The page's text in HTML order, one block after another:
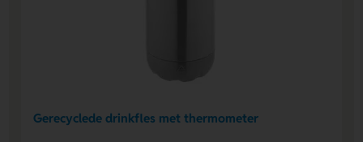
Gerecyclede drinkfles met thermometer